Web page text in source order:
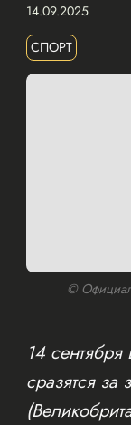
14.09.2025
СПОРТ
©
14
сразятся за